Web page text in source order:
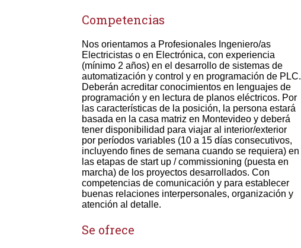
Competencias
Nos orientamos a Profesionales Ingeniero/as
Electricistas o en Electrónica, con experiencia
(mínimo 2 años) en el desarrollo de sistemas de
automatización y control y en programación de PLC.
Deberán acreditar conocimientos en lenguajes de
programación y en lectura de planos eléctricos. Por
las características de la posición, la persona estará
basada en la casa matriz en Montevideo y deberá
tener disponibilidad para viajar al interior/exterior
por períodos variables (10 a 15 días consecutivos,
incluyendo fines de semana cuando se requiera) en
las etapas de start up / commissioning (puesta en
marcha) de los proyectos desarrollados. Con
competencias de comunicación y para establecer
buenas relaciones interpersonales, organización y
atención al detalle.
Se ofrece